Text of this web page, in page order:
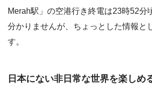
Merah駅」の空港行き終電は23時52分
分かりませんが、ちょっとした情報と
す。
日本にない非日常な世界を楽しめ